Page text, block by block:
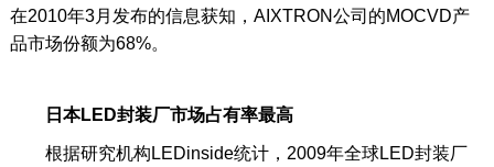
在2010年3月发布的信息获知，AIXTRON公司的MOCVD产
品市场份额为68%。
日本LED封装厂市场占有率最高
根据研究机构LEDinside统计，2009年全球LED封装厂